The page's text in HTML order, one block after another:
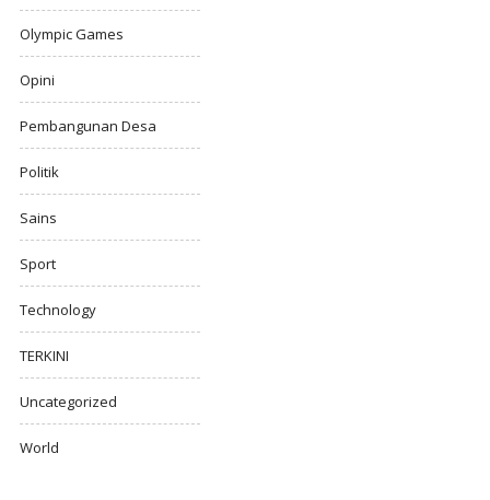
Olympic Games
Opini
Pembangunan Desa
Politik
Sains
Sport
Technology
TERKINI
Uncategorized
World